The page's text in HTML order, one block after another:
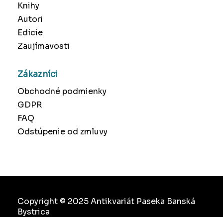
Knihy
Autori
Edície
Zaujímavosti
Zákazníci
Obchodné podmienky
GDPR
FAQ
Odstúpenie od zmluvy
Copyright © 2025 Antikvariát Paseka Banská
Bystrica